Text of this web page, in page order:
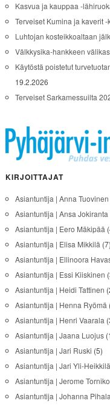
Kasvua ja kauppaa -
Terveiset Kumina ja kaverit
Luhtojan kosteikkoaltaan
Välkkysika-hankkeen
Käytöstä poistetut
19.2.2026
Terveiset Sarkamessuilta
KIRJOITTAJAT
Asiantuntija | Anna Tuovinen
Asiantuntija | Ansa Jokiranta
Asiantuntija | Eero Mäkipää
Asiantuntija | Elisa Mikkilä (7)
Asiantuntija | Ellinoora
Asiantuntija | Essi Kiiskinen
Asiantuntija | Heidi Tattinen
Asiantuntija | Henna Ryömä
Asiantuntija | Henri Vaarala
Asiantuntija | Jaana Luojus
Asiantuntija | Jari Ruski (5)
Asiantuntija | Jari Yli-Heikkilä
Asiantuntija | Jerome
Asiantuntija | Johanna Pihala